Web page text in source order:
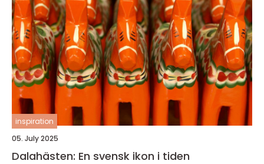
inspiration
05. July 2025
Dalahästen: En svensk ikon i tiden